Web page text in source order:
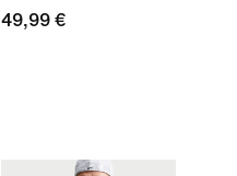
49,99 €